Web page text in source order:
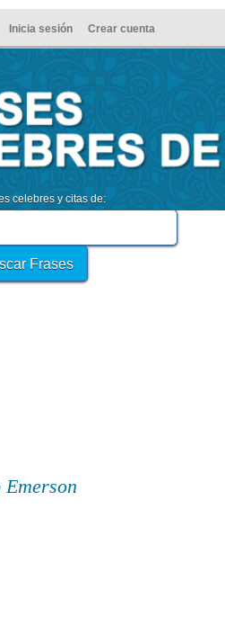
Inicia sesión Crear cuenta
celebres y citas de: